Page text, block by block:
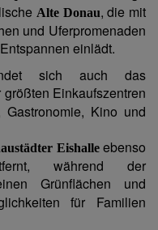
Alte Donau, die mit
und Uferpromenaden
einlädt.
sich auch das
größten Einkaufszentren
Kino und
Eishalleebenso
während der
Grünflächen und
für Familien